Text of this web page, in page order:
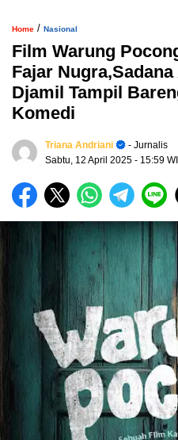
Home / Nasional
Film Warung
Fajar
Djamil Tampil
Komedi
Triana Andriani
- Jurnalis
Sabtu, 12 April 2025 - 15:59